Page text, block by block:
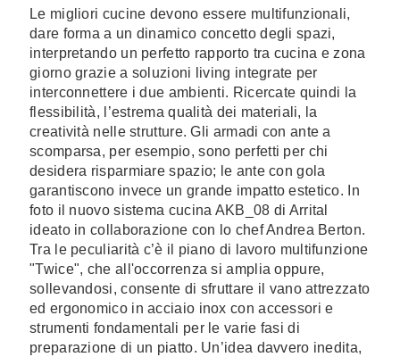
Le migliori cucine devono essere multifunzionali,
dare forma a un dinamico concetto degli spazi,
interpretando un perfetto rapporto tra cucina e zona
giorno grazie a soluzioni living integrate per
interconnettere i due ambienti. Ricercate quindi la
flessibilità, l’estrema qualità dei materiali, la
creatività nelle strutture. Gli armadi con ante a
scomparsa, per esempio, sono perfetti per chi
desidera risparmiare spazio; le ante con gola
garantiscono invece un grande impatto estetico. In
foto il nuovo sistema cucina AKB_08 di Arrital
ideato in collaborazione con lo chef Andrea Berton.
Tra le peculiarità c’è il piano di lavoro multifunzione
"Twice", che all'occorrenza si amplia oppure,
sollevandosi, consente di sfruttare il vano attrezzato
ed ergonomico in acciaio inox con accessori e
strumenti fondamentali per le varie fasi di
preparazione di un piatto. Un’idea davvero inedita,